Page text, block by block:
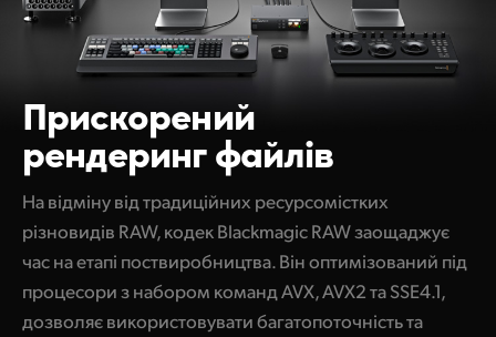
Прискорений
рендеринг файлів
На відміну від традиційних ресурсомістких
різновидів RAW, кодек Blackmagic RAW заощаджує
час на етапі поствиробництва. Він оптимізований під
процесори з набором команд AVX, AVX2 та SSE4.1,
дозволяє використовувати багатопоточність та